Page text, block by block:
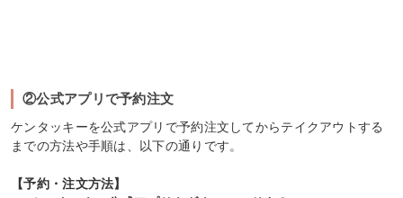
②公式アプリで予約注文
ケンタッキーを公式アプリで予約注文してからテイクアウトする
までの方法や手順は、以下の通りです。
【予約・注文方法】